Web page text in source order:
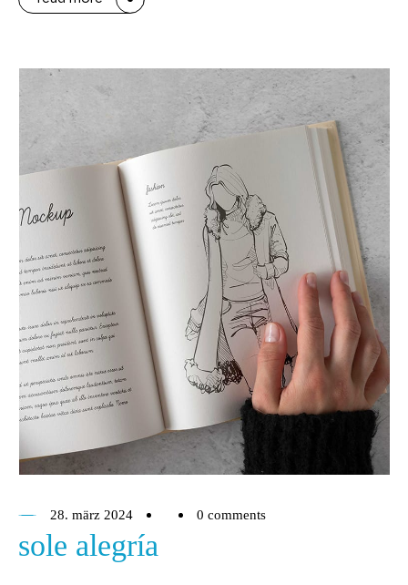
28. märz 2024 0 comments
sole alegría